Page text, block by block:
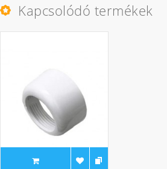
Kapcsolódó termékek